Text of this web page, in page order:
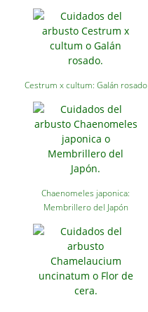
Cestrum x cultum: Galán rosado
Chaenomeles japonica:
Membrillero del Japón